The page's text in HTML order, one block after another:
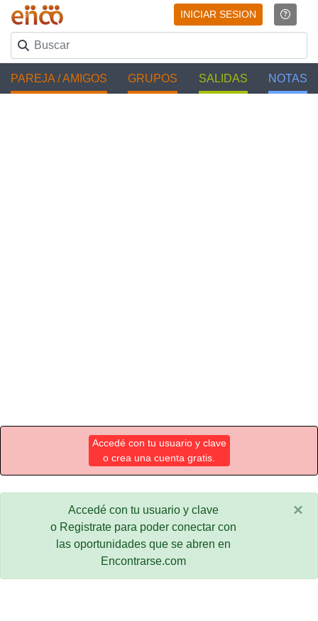
INICIAR SESION
PAREJA / AMIGOS GRUPOS SALIDAS NOTAS
Accedé con tu usuario y clave
o crea una cuenta gratis.
Accedé con tu usuario y clave
o Registrate para poder conectar con
las oportunidades que se abren en
Encontrarse.com
×